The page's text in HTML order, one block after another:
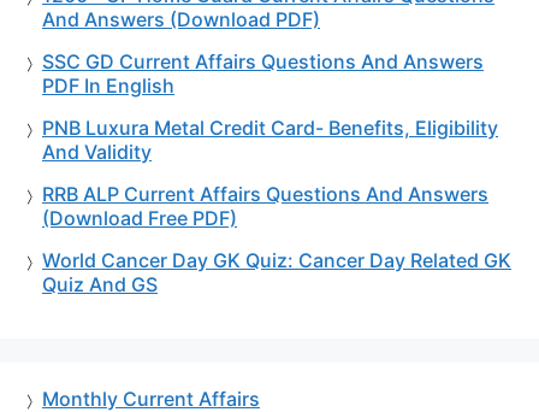
And Answers (Download PDF)
SSC GD Current Affairs Questions And Answers
PDF In English
PNB Luxura Metal Credit Card- Benefits, Eligibility
And Validity
RRB ALP Current Affairs Questions And Answers
(Download Free PDF)
World Cancer Day GK Quiz: Cancer Day Related GK
Quiz And GS
Monthly Current Affairs